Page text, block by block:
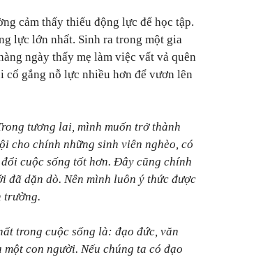
cảm thấy thiếu động lực để học tập.
lực lớn nhất. Sinh ra trong một gia
ngày thấy mẹ làm việc vất vả quên
cố gắng nỗ lực nhiều hơn để vươn lên
tương lai, mình muốn trở thành
cho chính những sinh viên nghèo, có
cuộc sống tốt hơn. Đây cũng chính
dặn dò. Nên mình luôn ý thức được
trường.
trong cuộc sống là: đạo đức, văn
con người. Nếu chúng ta có đạo